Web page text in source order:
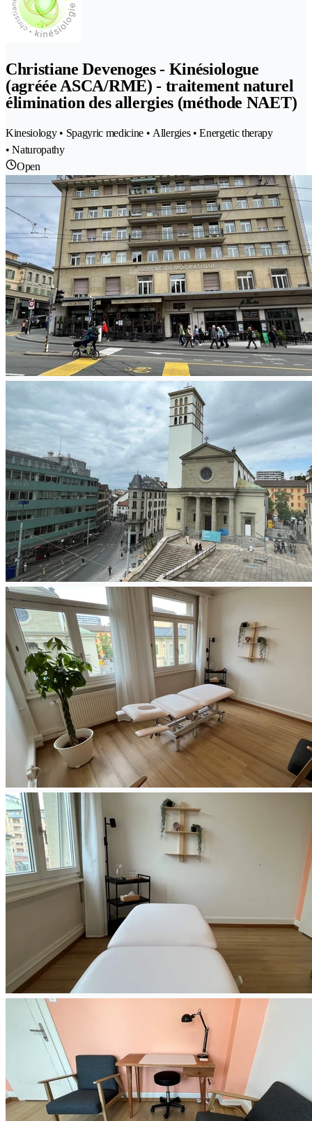
Christiane Devenoges - Kinésiologue
(agréée ASCA/RME) - traitement naturel
élimination des allergies (méthode NAET)
Kinesiology • Spagyric medicine • Allergies • Energetic therapy
• Naturopathy
Open